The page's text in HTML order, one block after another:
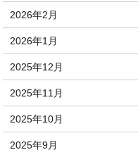
2026年2月
2026年1月
2025年12月
2025年11月
2025年10月
2025年9月